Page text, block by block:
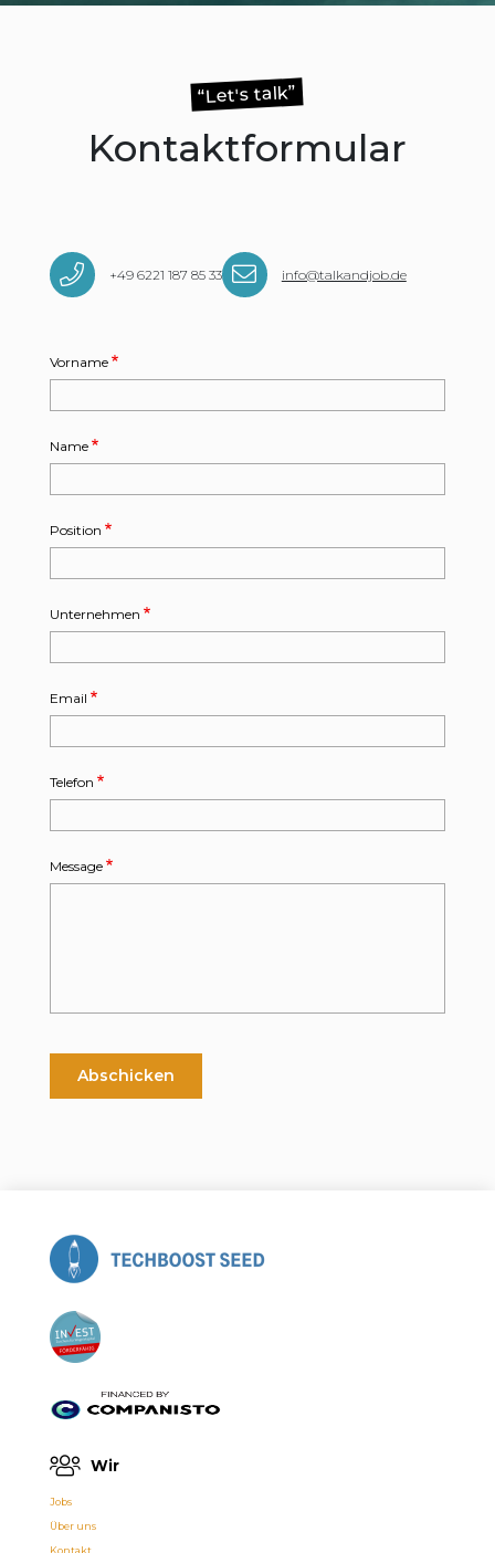
Kontaktformular
“Let's talk”
+49 6221 187 85 33 info@talkandjob.de
Vorname
Name
Position
Unternehmen
Email
Telefon
Message
Wir
Jobs
Über uns